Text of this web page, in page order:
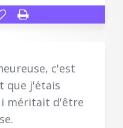
c'est
que j'étais
méritait d'être